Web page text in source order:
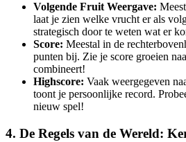
Volgende Fruit Weergave:
laat je zien welke vrucht er als
strategisch door te weten wat er
Score: Meestal in de
punten bij. Zie je score groeien
combineert!
Highscore: Vaak weergegeven
toont je persoonlijke record.
nieuw spel!
4. De Regels van de Wereld: